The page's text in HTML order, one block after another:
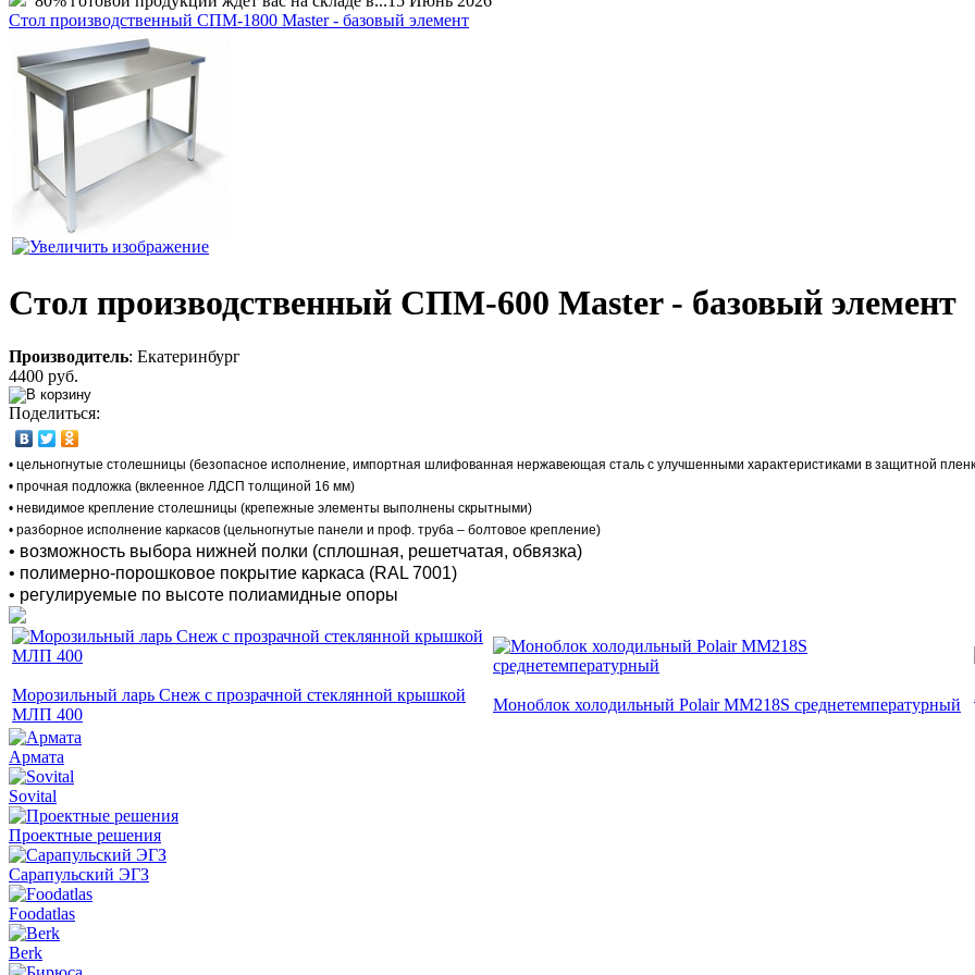
Стол производственный СПМ-1800 Master - базовый элемент
Стол производственный СПМ-600 Master - базовый элемент
Производитель: Екатеринбург
4400 руб.
Поделиться:
• цельногнутые столешницы (безопасное исполнение, импортная шлифованная нержавеющая сталь с улучшенными характеристиками в защитной
• прочная подложка (вклеенное ЛДСП толщиной 16 мм)
• невидимое крепление столешницы (крепежные элементы выполнены скрытными)
• разборное исполнение каркасов (цельногнутые панели и проф. труба – болтовое крепление)
• возможность выбора нижней полки (сплошная, решетчатая, обвязка)
• полимерно-порошковое покрытие каркаса (RAL 7001)
• регулируемые по высоте полиамидные опоры
Морозильный ларь Снеж с прозрачной стеклянной крышкой
МЛП 400
Моноблок холодильный Polair MM218S среднетемпературный
Армата
Sovital
Проектные решения
Сарапульский ЭГЗ
Foodatlas
Berk